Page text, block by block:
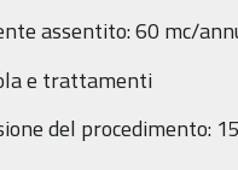
assentito: 60 mc/
e trattamenti
del procedimento: